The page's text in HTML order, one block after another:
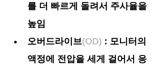
를 더 빠르게 돌려서 주사율을
높임
오버드라이브(OD) : 모니터의
액정에 전압을 세게 걸어서 응